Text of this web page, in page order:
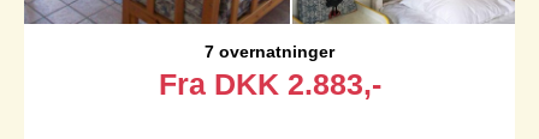
7 overnatninger
Fra DKK 2.883,-